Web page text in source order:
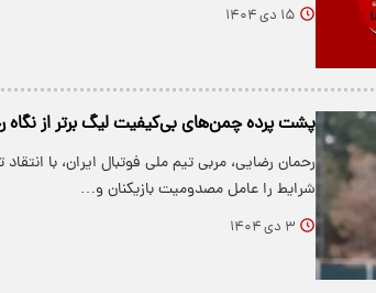
۱۵ دی ۱۴۰۴
پشت پرده چمن‌های بی‌کیفیت لیگ برتر از نگاه
رحمان رضایی، مربی تیم ملی فوتبال ایران، با
شرایط را عامل مصدومیت بازیکنان و…
۳ دی ۱۴۰۴